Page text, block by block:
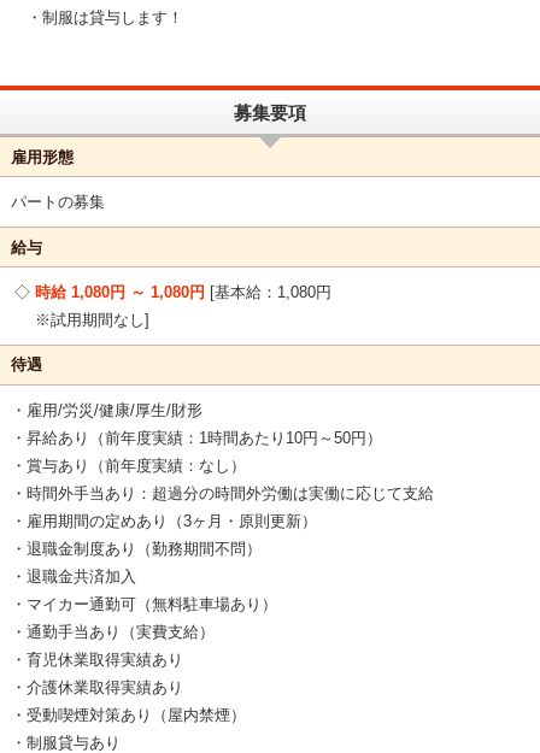
・制服は貸与します！
募集要項
雇用形態
パートの募集
給与
時給 1,080円 ～ 1,080円
基本給：1,080円
※試用期間なし
待遇
・雇用/労災/健康/厚生/財形
・昇給あり（前年度実績：1時間あたり10円～50円）
・賞与あり（前年度実績：なし）
・時間外手当あり：超過分の時間外労働は実働に応じて支給
・雇用期間の定めあり（3ヶ月・原則更新）
・退職金制度あり（勤務期間不問）
・退職金共済加入
・マイカー通勤可（無料駐車場あり）
・通勤手当あり（実費支給）
・育児休業取得実績あり
・介護休業取得実績あり
・受動喫煙対策あり（屋内禁煙）
・制服貸与あり